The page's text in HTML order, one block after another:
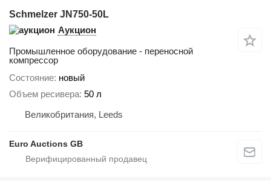
Schmelzer JN750-50L
Аукцион
Промышленное оборудование - переносной
компрессор
Состояние новый
Объем ресивера 50 л
Великобритания, Leeds
Euro Auctions GB